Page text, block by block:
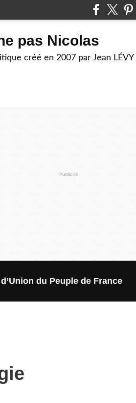
pas Nicolas
créé en 2007 par Jean LÉVY
Publicité
du Peuple de France